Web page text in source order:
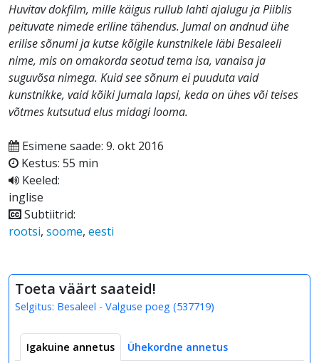
Huvitav dokfilm, mille käigus rullub lahti ajalugu ja Piiblis
peituvate nimede eriline tähendus. Jumal on andnud ühe
erilise sõnumi ja kutse kõigile kunstnikele läbi Besaleeli
nime, mis on omakorda seotud tema isa, vanaisa ja
suguvõsa nimega. Kuid see sõnum ei puuduta vaid
kunstnikke, vaid kõiki Jumala lapsi, keda on ühes või teises
võtmes kutsutud elus midagi looma.
Esimene saade: 9. okt 2016
Kestus: 55 min
Keeled:
inglise
Subtiitrid:
rootsi, soome, eesti
Toeta väärt saateid!
Selgitus: Besaleel - Valguse poeg (537719)
Igakuine annetus Ühekordne annetus